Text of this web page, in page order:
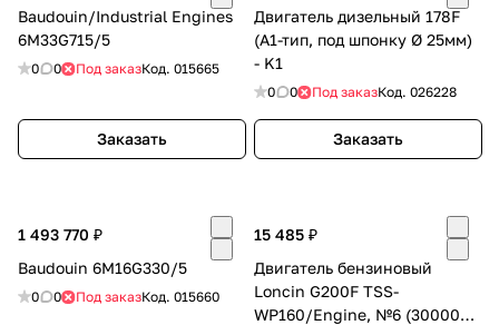
Baudouin/Industrial Engines
6M33G715/5
0 0 Под заказКод. 015665
Заказать
Двигатель дизельный 178F
(А1-тип, под шпонку Ø 25мм)
- K1
0 0 Под заказКод. 026228
Заказать
1 493 770 ₽
Baudouin 6M16G330/5
0 0 Под заказКод. 015660
15 485 ₽
Двигатель бензиновый
Loncin G200F TSS-
WP160/Engine, №6 (300006-